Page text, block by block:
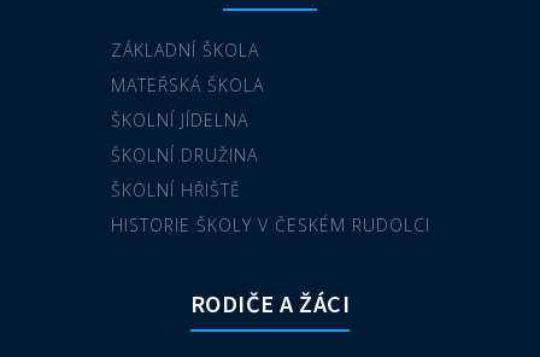
ZÁKLADNÍ ŠKOLA
MATEŘSKÁ ŠKOLA
ŠKOLNÍ JÍDELNA
ŠKOLNÍ DRUŽINA
ŠKOLNÍ HŘIŠTĚ
HISTORIE ŠKOLY V ČESKÉM RUDOLCI
RODIČE A ŽÁCI